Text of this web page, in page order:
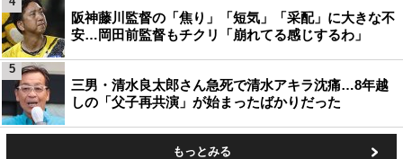
阪神藤川監督の「焦り」「短気」「采配」に大きな不
安…岡田前監督もチクリ「崩れてる感じするわ」
三男・清水良太郎さん急死で清水アキラ沈痛…8年越
しの「父子再共演」が始まったばかりだった
5
もっとみる